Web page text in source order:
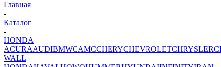
Главная
-
Каталог
-
HONDA
ACURAAUDIBMWCAMCCHERYCHEVROLETCHRYSLER
WALL